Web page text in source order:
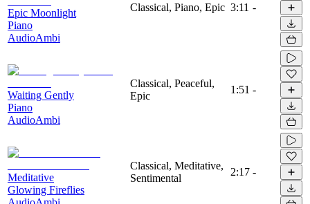
Epic Moonlight
Piano
AudioAmbi
Classical, Piano, Epic 3:11 -
Waiting Gently
Piano
AudioAmbi
Classical, Peaceful,
Epic
1:51 -
Meditative
Glowing Fireflies
Classical, Meditative,
Sentimental
2:17 -